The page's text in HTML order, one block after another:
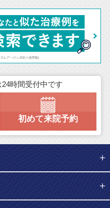
時間受付中です
初めて来院予約